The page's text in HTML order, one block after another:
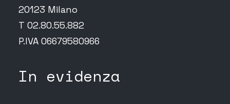
20123 Milano
T 02.80.55.882
P.IVA 06679580966
In evidenza